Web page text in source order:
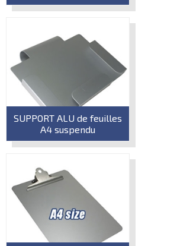
SUPPORT ALU de feuilles
A4 suspendu